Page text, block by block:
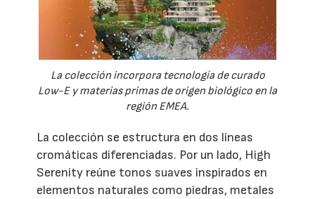
La colección incorpora tecnología de curado
Low-E y materias primas de origen biológico en la
región EMEA.
La colección se estructura en dos líneas
cromáticas diferenciadas. Por un lado, High
Serenity reúne tonos suaves inspirados en
elementos naturales como piedras, metales